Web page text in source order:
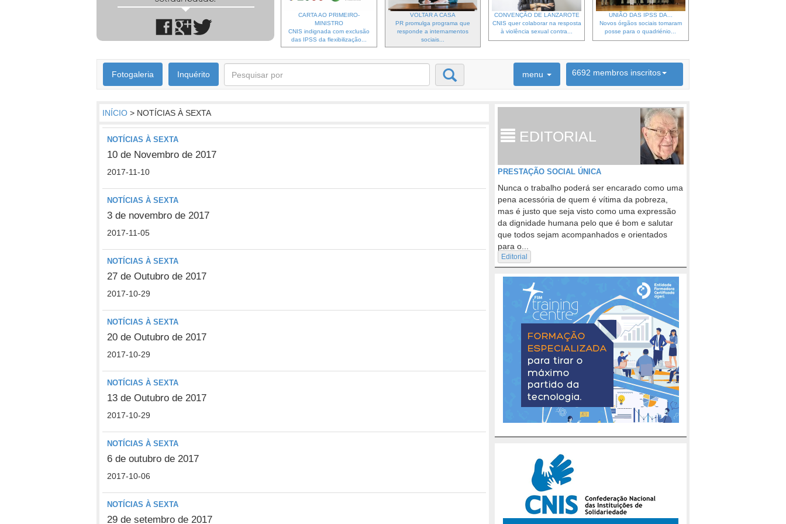
CARTA AO PRIMEIRO-
MINISTRO
CNIS indignada com exclusão
das IPSS da flexibilização...
VOLTAR A CASA
PR promulga programa que
responde a internamentos
sociais...
CONVENÇÃO DE LANZAROTE
CNIS quer colaborar na resposta
à violência sexual contra...
UNIÃO DAS IPSS DA...
Novos órgãos sociais tomaram
posse para o quadriénio...
Fotogaleria Inquérito menu 6692 membros inscritos
INÍCIO > NOTÍCIAS À SEXTA
NOTÍCIAS À SEXTA
10 de Novembro de 2017
2017-11-10
NOTÍCIAS À SEXTA
3 de novembro de 2017
2017-11-05
NOTÍCIAS À SEXTA
27 de Outubro de 2017
2017-10-29
NOTÍCIAS À SEXTA
20 de Outubro de 2017
2017-10-29
NOTÍCIAS À SEXTA
13 de Outubro de 2017
2017-10-29
NOTÍCIAS À SEXTA
6 de outubro de 2017
2017-10-06
NOTÍCIAS À SEXTA
29 de setembro de 2017
EDITORIAL
PRESTAÇÃO SOCIAL ÚNICA
Nunca o trabalho poderá ser encarado como uma
pena acessória de quem é vítima da pobreza,
mas é justo que seja visto como uma expressão
da dignidade humana pelo que é bom e salutar
que todos sejam acompanhados e orientados
para o...
Editorial